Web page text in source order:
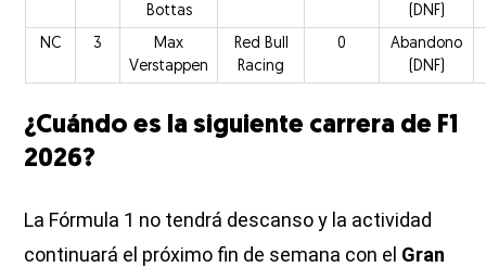
Bottas
(DNF)
NC
3
Max
Verstappen
Red Bull
Racing
0
Abandono
(DNF)
¿Cuándo es la siguiente carrera de F1
2026?
La Fórmula 1 no tendrá descanso y la actividad
continuará el próximo fin de semana con el Gran